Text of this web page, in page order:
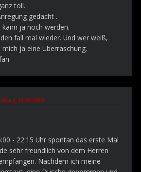
toll.
gedacht .
ja noch werden.
fall mal wieder. Und wer weiß,
ja eine Überraschung.
| 12.02.2017
- 22:15 Uhr spontan das erste Mal
sehr freundlich von dem Herren
Nachdem ich meine